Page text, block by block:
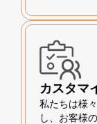
カスタマ
私たちは様
し、お客様